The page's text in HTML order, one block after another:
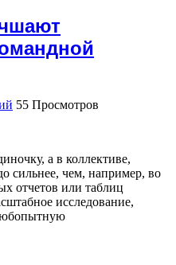
55 Просмотров
а в коллективе,
сильнее, чем, например, во
отчетов или таблиц
исследование,